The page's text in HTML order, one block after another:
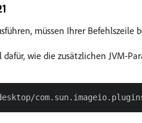
müssen Ihrer
wie die zusätzlichen JVM-